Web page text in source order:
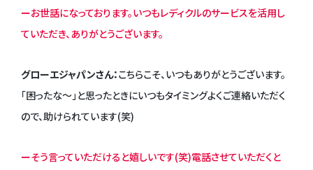
ーお世話になっております。いつもレディクルのサービスを活用し
ていただき、ありがとうございます。
グローエジャパンさん：こちらこそ、いつもありがとうございます。
「困ったな～」と思ったときにいつもタイミングよくご連絡いただく
ので、助けられています(笑)
ーそう言っていただけると嬉しいです(笑)電話させていただくと